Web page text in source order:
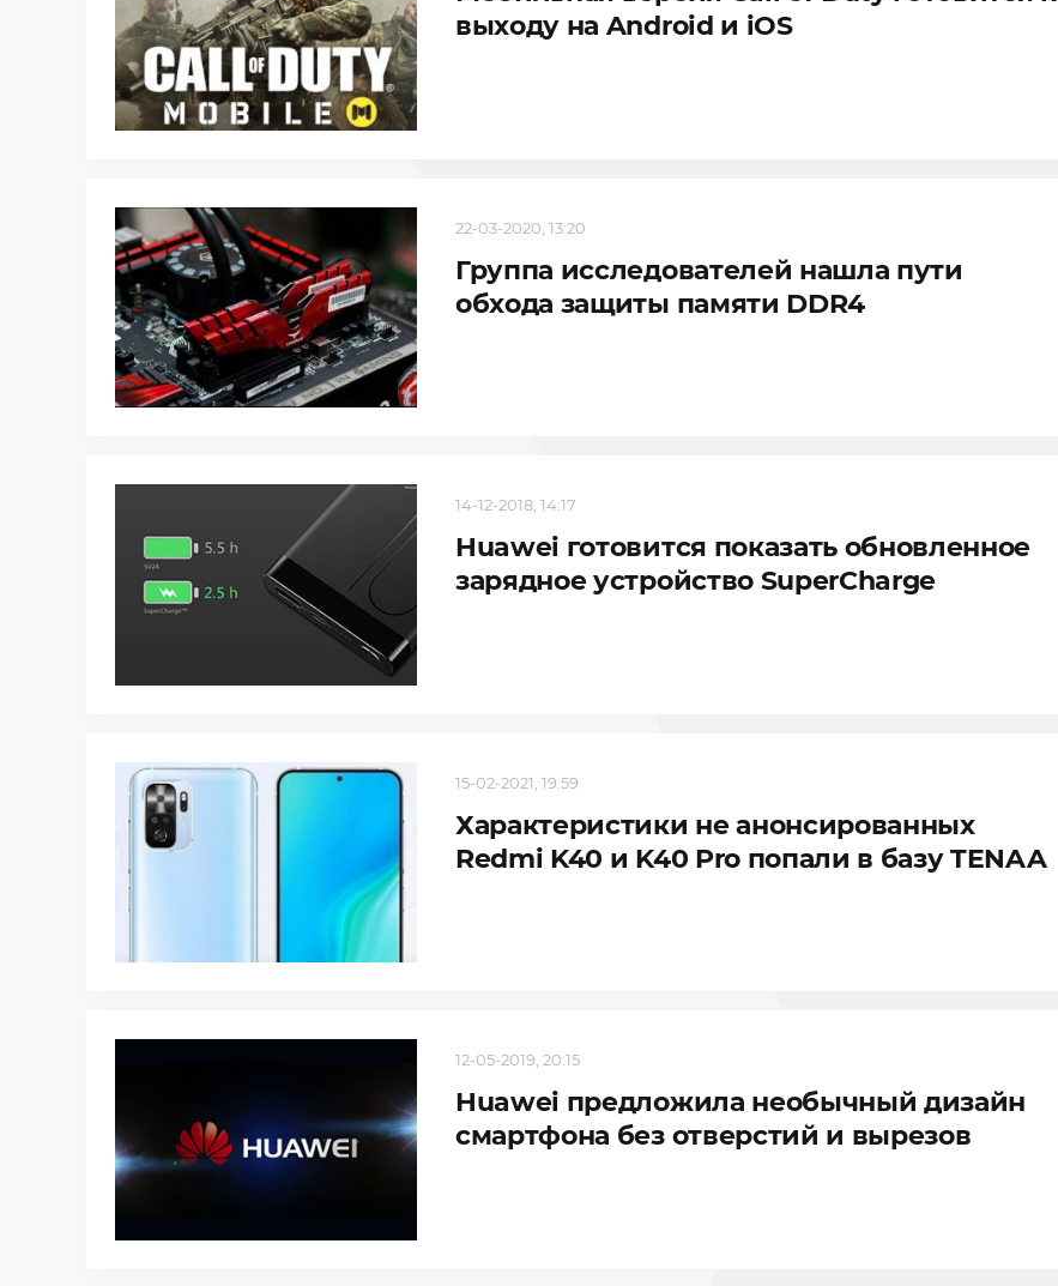
выходу на Android и iOS
22-03-2020, 13:20
Группа исследователей нашла пути
обхода защиты памяти DDR4
14-12-2018, 14:17
Huawei готовится показать обновленное
зарядное устройство SuperCharge
15-02-2021, 19:59
Характеристики не анонсированных
Redmi K40 и K40 Pro попали в базу TENAA
12-05-2019, 20:15
Huawei предложила необычный дизайн
смартфона без отверстий и вырезов